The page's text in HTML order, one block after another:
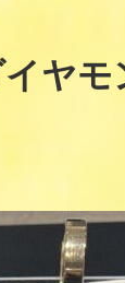
ヤモ